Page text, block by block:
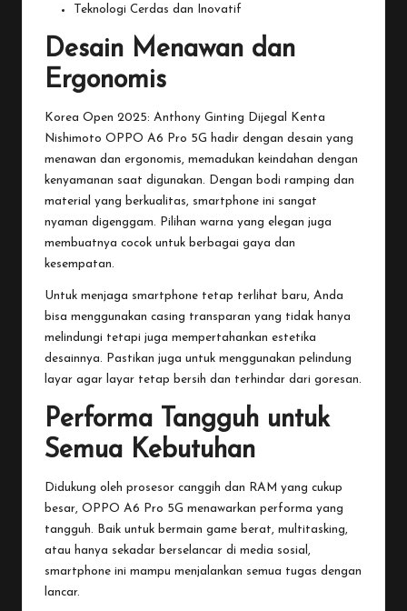
Teknologi Cerdas dan Inovatif
Desain Menawan dan
Ergonomis
Korea Open 2025: Anthony Ginting Dijegal Kenta
Nishimoto OPPO A6 Pro 5G hadir dengan desain yang
menawan dan ergonomis, memadukan keindahan dengan
kenyamanan saat digunakan. Dengan bodi ramping dan
material yang berkualitas, smartphone ini sangat
nyaman digenggam. Pilihan warna yang elegan juga
membuatnya cocok untuk berbagai gaya dan
kesempatan.
Untuk menjaga smartphone tetap terlihat baru, Anda
bisa menggunakan casing transparan yang tidak hanya
melindungi tetapi juga mempertahankan estetika
desainnya. Pastikan juga untuk menggunakan pelindung
layar agar layar tetap bersih dan terhindar dari goresan.
Performa Tangguh untuk
Semua Kebutuhan
Didukung oleh prosesor canggih dan RAM yang cukup
besar, OPPO A6 Pro 5G menawarkan performa yang
tangguh. Baik untuk bermain game berat, multitasking,
atau hanya sekadar berselancar di media sosial,
smartphone ini mampu menjalankan semua tugas dengan
lancar.